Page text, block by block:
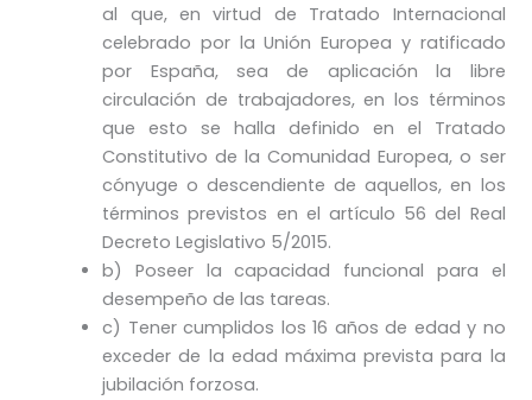
al que, en virtud de Tratado Internacional
celebrado por la Unión Europea y ratificado
por España, sea de aplicación la libre
circulación de trabajadores, en los términos
que esto se halla definido en el Tratado
Constitutivo de la Comunidad Europea, o ser
cónyuge o descendiente de aquellos, en los
términos previstos en el artículo 56 del Real
Decreto Legislativo 5/2015.
b) Poseer la capacidad funcional para el
desempeño de las tareas.
c) Tener cumplidos los 16 años de edad y no
exceder de la edad máxima prevista para la
jubilación forzosa.